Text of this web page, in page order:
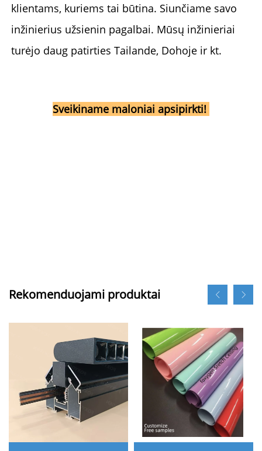
klientams, kuriems tai būtina. Siunčiame savo
inžinierius užsienin pagalbai. Mūsų inžinieriai
turėjo daug patirties Tailande, Dohoje ir kt.
Sveikiname maloniai apsipirkti!
Rekomenduojami produktai